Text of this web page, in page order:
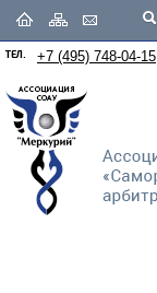
ТЕЛ. +7 (495) 748-04-15